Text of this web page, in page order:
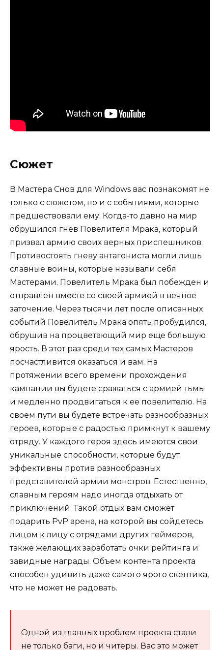
Сюжет
В Мастера Снов для Windows вас познакомят не
только с сюжетом, но и с событиями, которые
предшествовали ему. Когда-то давно на мир
обрушился гнев Повелителя Мрака, который
призвал армию своих верных приспешников.
Противостоять гневу антагониста могли лишь
славные воины, которые называли себя
Мастерами. Повелитель Мрака был побежден и
отправлен вместе со своей армией в вечное
заточение. Через тысячи лет после описанных
событий Повелитель Мрака опять пробудился,
обрушив на процветающий мир еще большую
ярость. В этот раз среди тех самых Мастеров
посчастливится оказаться и вам. На
протяжении всего времени прохождения
кампании вы будете сражаться с армией тьмы
и медленно продвигаться к ее повелителю. На
своем пути вы будете встречать разнообразных
героев, которые с радостью примкнут к вашему
отряду. У каждого героя здесь имеются свои
уникальные способности, которые будут
эффективны против разнообразных
представителей армии монстров. Естественно,
славным героям надо иногда отдыхать от
приключений. Такой отдых вам сможет
подарить PvP арена, на которой вы сойдетесь
лицом к лицу с отрядами других геймеров,
также желающих заработать очки рейтинга и
завидные награды. Объем контента проекта
способен удивить даже самого ярого скептика,
что не может не радовать.
Одной из главных проблем проекта стали
не только баги, но и читеры. Вас это может